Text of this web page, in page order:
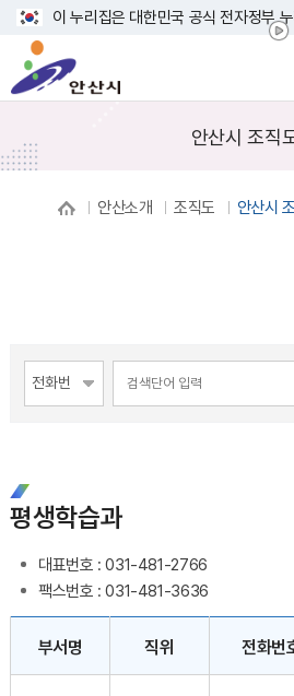
기
이 누리집은 대한민국 공식 전자정부
시
색
기
바
사
안산시 조직
안산소개 조직도 안산시
평생학습과
대표번호 : 031-481-2766
팩스번호 : 031-481-3636
부서명 직위 전화번